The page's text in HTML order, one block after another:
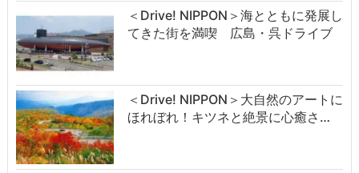
＜Drive! NIPPON＞海とともに発展し
てきた街を満喫 広島・呉ドライブ
＜Drive! NIPPON＞大自然のアートに
ほれぼれ！キツネと絶景に心癒さ…